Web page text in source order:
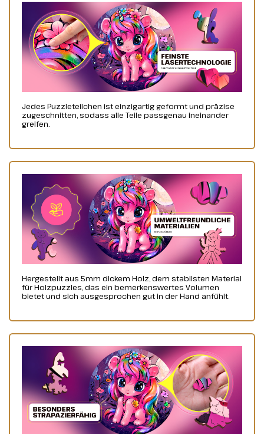
Jedes Puzzleteilchen ist einzigartig geformt und präzise
zugeschnitten, sodass alle Teile passgenau ineinander
greifen.
Hergestellt aus 5mm dickem Holz, dem stabilsten Material
für Holzpuzzles, das ein bemerkenswertes Volumen
bietet und sich ausgesprochen gut in der Hand anfühlt.